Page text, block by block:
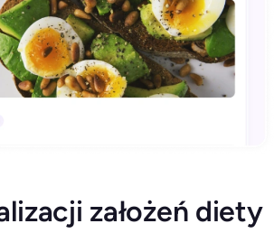
założeń diety